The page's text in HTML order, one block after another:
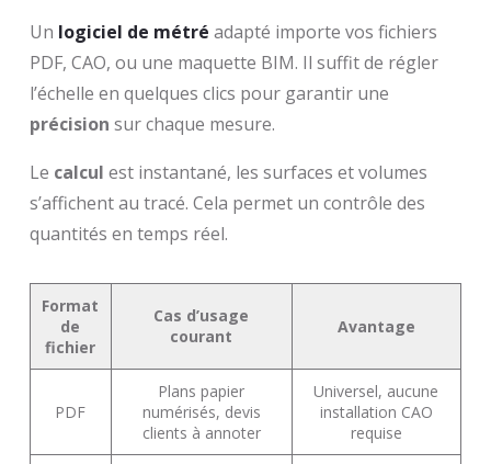
Un logiciel de métré adapté importe vos fichiers
PDF, CAO, ou une maquette BIM. Il suffit de régler
l’échelle en quelques clics pour garantir une
précision sur chaque mesure.
Le calcul est instantané, les surfaces et volumes
s’affichent au tracé. Cela permet un contrôle des
quantités en temps réel.
Format
de
fichier
Cas d’usage
courant
Avantage
PDF
Plans papier
numérisés, devis
clients à annoter
Universel, aucune
installation CAO
requise